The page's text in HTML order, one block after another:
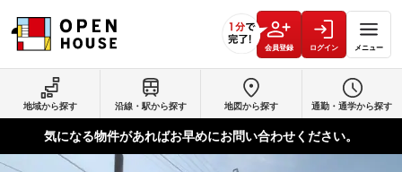
会員登録 ログイン メニュー
地域から探す 沿線・駅から探す 地図から探す 通勤・通学から探す
気になる物件があればお早めにお問い合わせください。